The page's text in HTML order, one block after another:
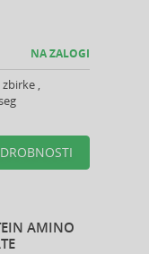
NA ZALOGI
,
AMINO